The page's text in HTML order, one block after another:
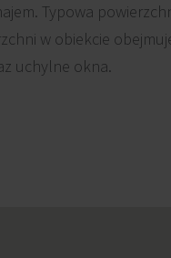
Typowa
w obiekcie
uchylne okna.